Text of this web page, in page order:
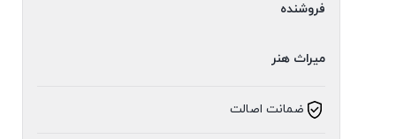
فروشنده
میراث هنر
ضمانت اصالت